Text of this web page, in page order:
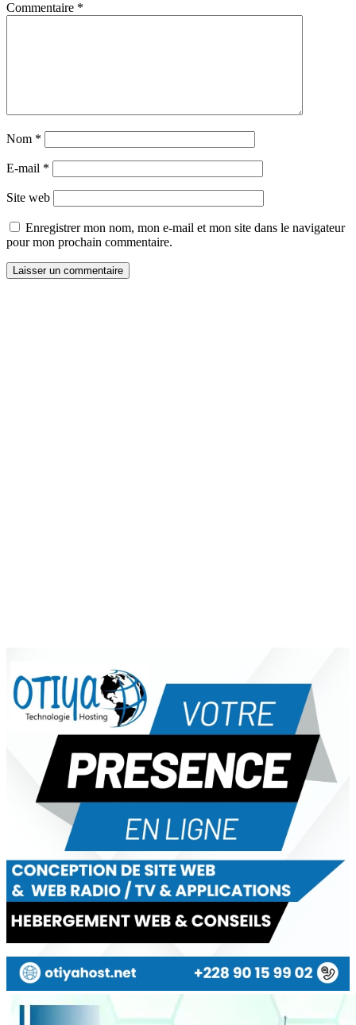
Commentaire *
Nom *
E-mail *
Site web
Enregistrer mon nom, mon e-mail et mon site dans le navigateur
pour mon prochain commentaire.